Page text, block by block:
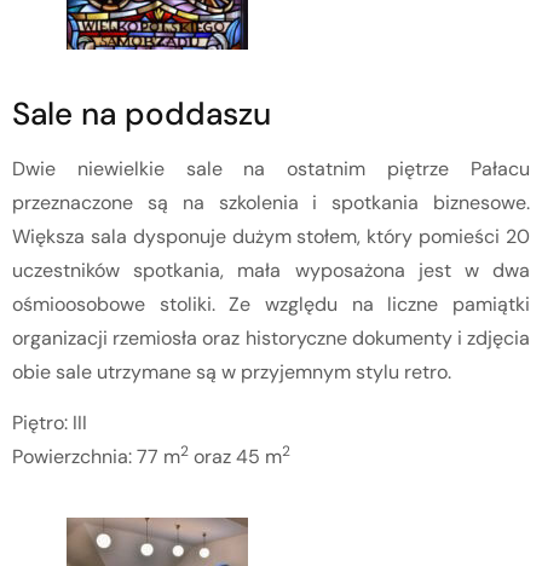
Sale na poddaszu
Dwie niewielkie sale na ostatnim piętrze Pałacu
przeznaczone są na szkolenia i spotkania biznesowe.
Większa sala dysponuje dużym stołem, który pomieści 20
uczestników spotkania, mała wyposażona jest w dwa
ośmioosobowe stoliki. Ze względu na liczne pamiątki
organizacji rzemiosła oraz historyczne dokumenty i zdjęcia
obie sale utrzymane są w przyjemnym stylu retro.
Piętro: III
Powierzchnia: 77 m2 oraz 45 m2